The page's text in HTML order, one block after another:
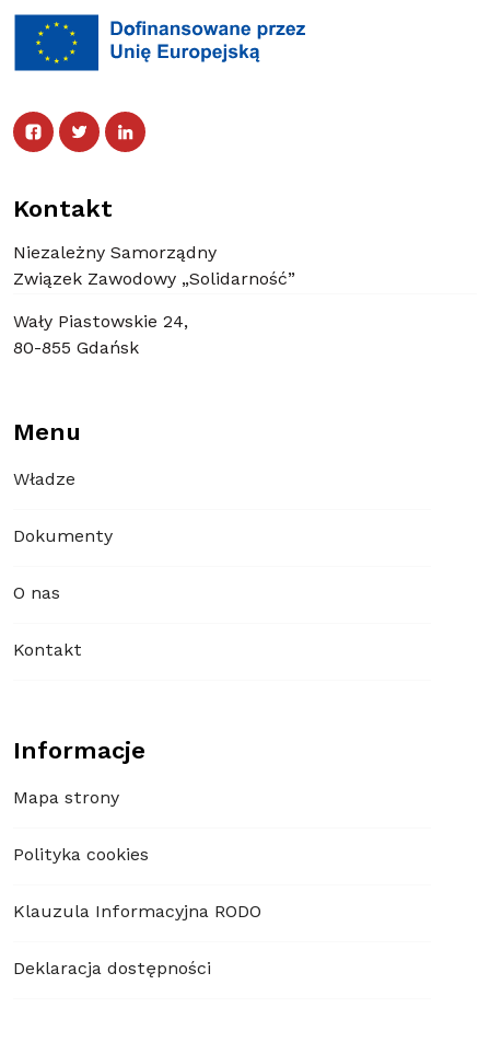
Facebook Facebook
TwitterTwitter
Linked In
Kontakt
Niezależny Samorządny
Związek Zawodowy „Solidarność”
Wały Piastowskie 24,
80-855 Gdańsk
Menu
Władze
Dokumenty
O nas
Kontakt
Informacje
Mapa strony
Polityka cookies
Klauzula Informacyjna RODO
Deklaracja dostępności